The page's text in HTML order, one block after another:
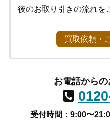
後のお取り引きの流れを
買取依頼・
お電話から
受付時間：9:00〜